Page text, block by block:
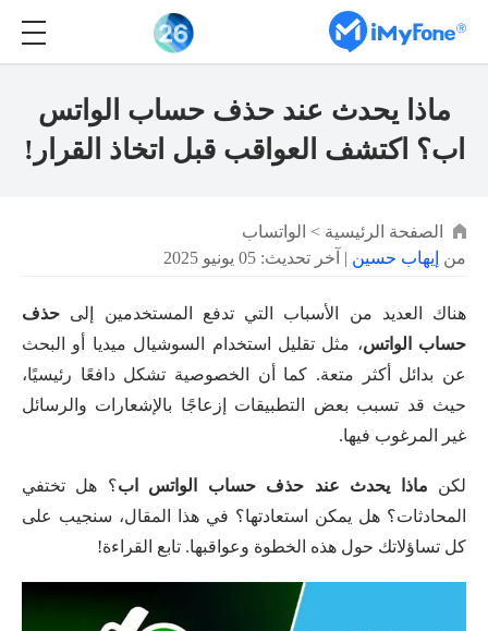
ماذا يحدث عند حذف حساب الواتس
اب؟ اكتشف العواقب قبل اتخاذ القرار!
الصفحة الرئيسية > الواتساب
من إيهاب حسين | آخر تحديث: 05 يونيو 2025
هناك العديد من الأسباب التي تدفع المستخدمين إلى حذف
حساب الواتس، مثل تقليل استخدام السوشيال ميديا أو البحث
عن بدائل أكثر متعة. كما أن الخصوصية تشكل دافعًا رئيسيًا،
حيث قد تسبب بعض التطبيقات إزعاجًا بالإشعارات والرسائل
غير المرغوب فيها.
لكن ماذا يحدث عند حذف حساب الواتس اب؟ هل تختفي
المحادثات؟ هل يمكن استعادتها؟ في هذا المقال، سنجيب على
كل تساؤلاتك حول هذه الخطوة وعواقبها. تابع القراءة!